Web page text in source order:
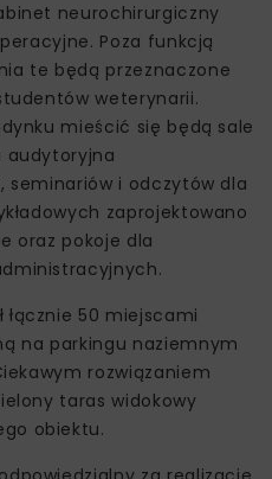
neurochirurgiczny
Poza funkcją
te będą przeznaczone
weterynarii.
mieścić się będą sale
audytoryjna
seminariów i odczytów dla
zaprojektowano
oraz pokoje dla
łącznie 50 miejscami
na parkingu naziemnym
rozwiązaniem
taras widokowy
obiektu.